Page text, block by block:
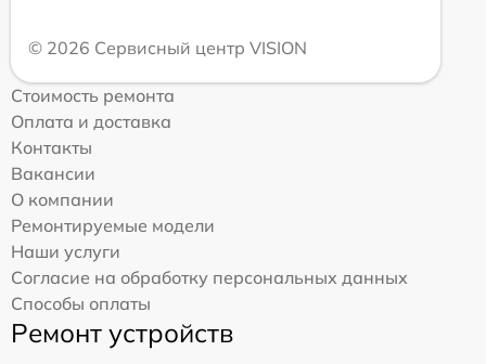
© 2026 Сервисный центр VISION
Стоимость ремонта
Оплата и доставка
Контакты
Вакансии
О компании
Ремонтируемые модели
Наши услуги
Согласие на обработку персональных данных
Способы оплаты
Ремонт устройств